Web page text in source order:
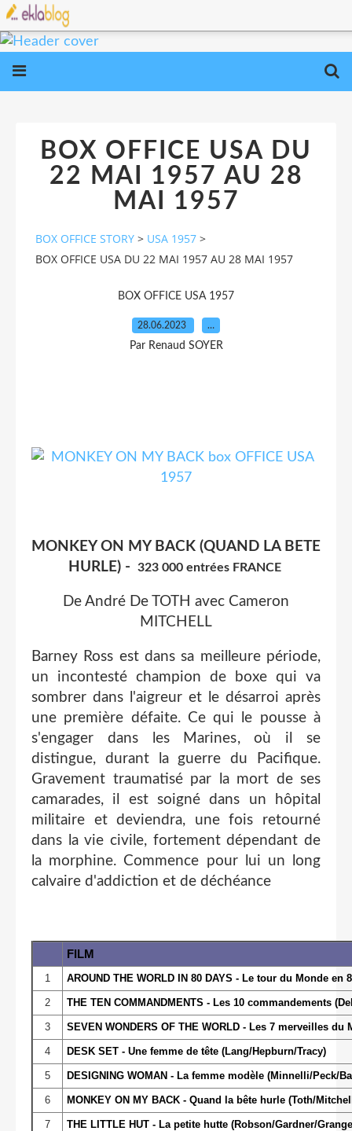
BOX OFFICE USA DU
22 MAI 1957 AU 28
MAI 1957
BOX OFFICE STORY > USA 1957 >
BOX OFFICE USA DU 22 MAI 1957 AU 28 MAI 1957
BOX OFFICE USA 1957
28.06.2023 …
Par Renaud SOYER
MONKEY ON MY BACK (QUAND LA BETE
HURLE) -
323 000 entrées FRANCE
De André De TOTH avec Cameron
MITCHELL
Barney Ross est dans sa meilleure période,
un incontesté champion de boxe qui va
sombrer dans l'aigreur et le désarroi après
une première défaite. Ce qui le pousse à
s'engager dans les Marines, où il se
distingue, durant la guerre du Pacifique.
Gravement traumatisé par la mort de ses
camarades, il est soigné dans un hôpital
militaire et deviendra, une fois retourné
dans la vie civile, fortement dépendant de
la morphine. Commence pour lui un long
calvaire d'addiction et de déchéance
FILM
1 AROUND THE WORLD IN 80 DAYS - Le tour du Monde en
2 THE TEN COMMANDMENTS - Les 10 commandements
3 SEVEN WONDERS OF THE WORLD - Les 7 merveilles du
4 DESK SET - Une femme de tête (Lang/Hepburn/Tracy)
5 DESIGNING WOMAN - La femme modèle (Minnelli/Peck/
6 MONKEY ON MY BACK - Quand la bête hurle (Toth/
7 THE LITTLE HUT - La petite hutte (Robson/Gardner/